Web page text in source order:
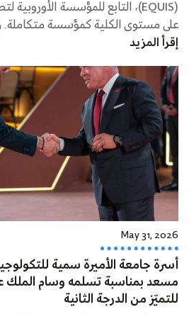
على مستوى الكلية كمؤسسة متكاملة.
إقرأ المزيد
May 31, 2026
أسرة جامعة الأميرة سمية
مسعد بمناسبة تسلمه وسام الملك
للتميّز من الدرجة الثانية